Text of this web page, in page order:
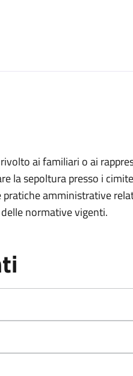
ai familiari o ai
la sepoltura presso i
amministrative
normative vigenti.